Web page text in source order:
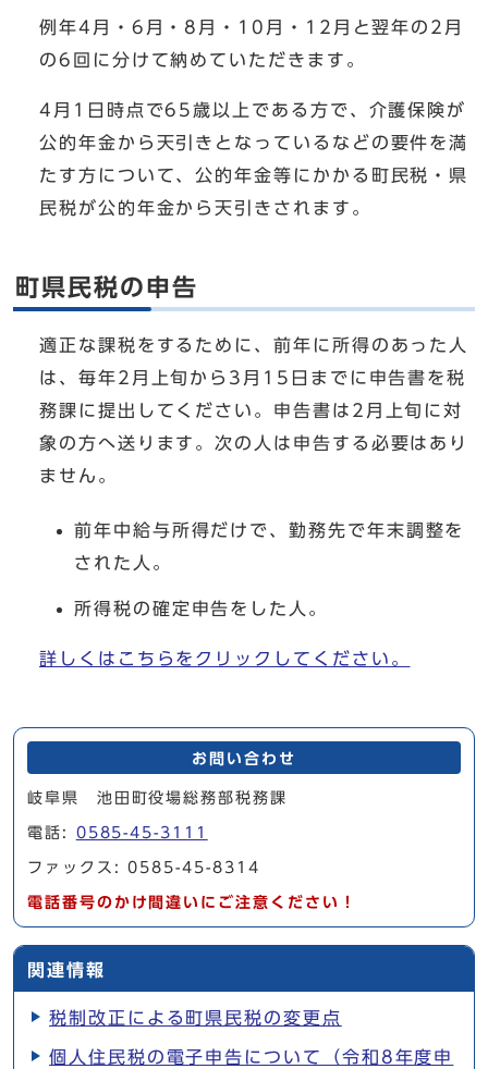
例年4月・6月・8月・10月・12月と翌年の2月
の6回に分けて納めていただきます。
4月1日時点で65歳以上である方で、介護保険が
公的年金から天引きとなっているなどの要件を満
たす方について、公的年金等にかかる町民税・県
民税が公的年金から天引きされます。
町県民税の申告
適正な課税をするために、前年に所得のあった人
は、毎年2月上旬から3月15日までに申告書を税
務課に提出してください。申告書は2月上旬に対
象の方へ送ります。次の人は申告する必要はあり
ません。
前年中給与所得だけで、勤務先で年末調整を
された人。
所得税の確定申告をした人。
詳しくはこちらをクリックしてください。
お問い合わせ
岐阜県 池田町役場総務部税務課
電話: 0585-45-3111
ファックス: 0585-45-8314
電話番号のかけ間違いにご注意ください！
関連情報
税制改正による町県民税の変更点
個人住民税の電子申告について（令和8年度申